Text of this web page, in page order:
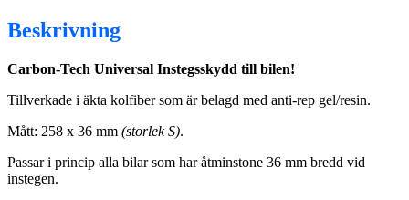
-
2-
mängd
Beskrivning
Carbon-Tech Universal Instegsskydd till bilen!
Tillverkade i äkta kolfiber som är belagd med anti-rep gel/resin.
Mått: 258 x 36 mm (storlek S).
Passar i princip alla bilar som har åtminstone 36 mm bredd vid
instegen.